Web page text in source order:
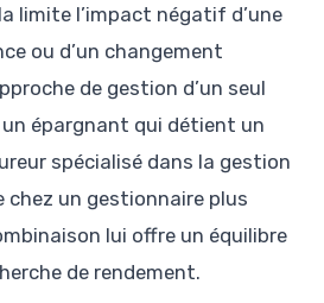
limite l’impact négatif d’une
ou d’un changement
de gestion d’un seul
épargnant qui détient un
spécialisé dans la gestion
un gestionnaire plus
lui offre un équilibre
de rendement.